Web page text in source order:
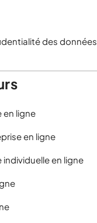
des données
en ligne
en ligne
en ligne